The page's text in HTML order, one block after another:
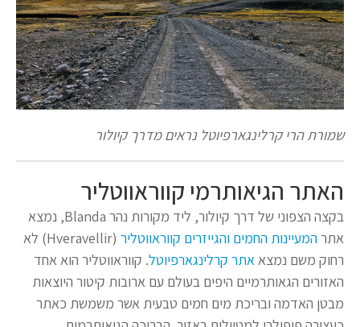
שמורת הרי קרלינגארפיוטל נראים מדרך קיולור
האתר הגיאותרמי קווראווטליר
בקצה הצפוני של דרך קיולור, ליד מקורות נהר Blanda, נמצא
אתרהמעיינות החמים והגייזרים קווראווטליר
(Hveravellir) לא
רחוק משם נמצאאתר קרלינגארפיוטל. קווראווטליר הוא אחד
האזורים הגאותרמיים היפים בעולם עם ארובות קיטור היוצאות
מבטן האדמה ובריכת מים חמים טבעית אשר משמשת כאתר